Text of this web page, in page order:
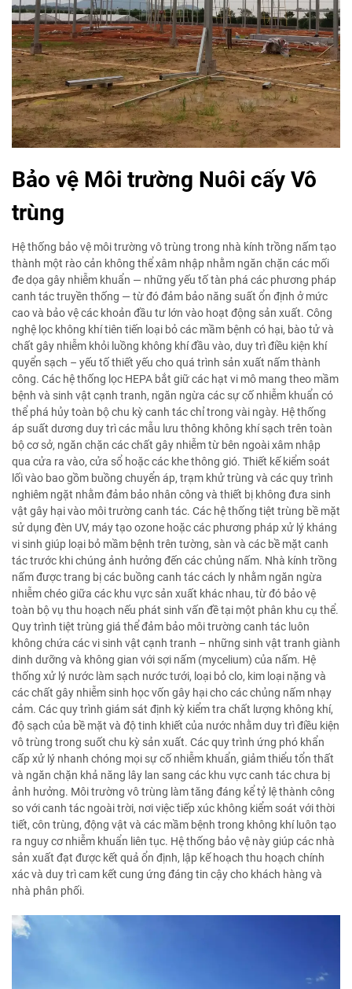
Bảo vệ Môi trường Nuôi cấy Vô
trùng
Hệ thống bảo vệ môi trường vô trùng trong nhà kính trồng nấm tạo
thành một rào cản không thể xâm nhập nhằm ngăn chặn các mối
đe dọa gây nhiễm khuẩn — những yếu tố tàn phá các phương pháp
canh tác truyền thống — từ đó đảm bảo năng suất ổn định ở mức
cao và bảo vệ các khoản đầu tư lớn vào hoạt động sản xuất. Công
nghệ lọc không khí tiên tiến loại bỏ các mầm bệnh có hại, bào tử và
chất gây nhiễm khỏi luồng không khí đầu vào, duy trì điều kiện khí
quyển sạch – yếu tố thiết yếu cho quá trình sản xuất nấm thành
công. Các hệ thống lọc HEPA bắt giữ các hạt vi mô mang theo mầm
bệnh và sinh vật cạnh tranh, ngăn ngừa các sự cố nhiễm khuẩn có
thể phá hủy toàn bộ chu kỳ canh tác chỉ trong vài ngày. Hệ thống
áp suất dương duy trì các mẫu lưu thông không khí sạch trên toàn
bộ cơ sở, ngăn chặn các chất gây nhiễm từ bên ngoài xâm nhập
qua cửa ra vào, cửa sổ hoặc các khe thông gió. Thiết kế kiểm soát
lối vào bao gồm buồng chuyển áp, trạm khử trùng và các quy trình
nghiêm ngặt nhằm đảm bảo nhân công và thiết bị không đưa sinh
vật gây hại vào môi trường canh tác. Các hệ thống tiệt trùng bề mặt
sử dụng đèn UV, máy tạo ozone hoặc các phương pháp xử lý kháng
vi sinh giúp loại bỏ mầm bệnh trên tường, sàn và các bề mặt canh
tác trước khi chúng ảnh hưởng đến các chủng nấm. Nhà kính trồng
nấm được trang bị các buồng canh tác cách ly nhằm ngăn ngừa
nhiễm chéo giữa các khu vực sản xuất khác nhau, từ đó bảo vệ
toàn bộ vụ thu hoạch nếu phát sinh vấn đề tại một phân khu cụ thể.
Quy trình tiệt trùng giá thể đảm bảo môi trường canh tác luôn
không chứa các vi sinh vật cạnh tranh – những sinh vật tranh giành
dinh dưỡng và không gian với sợi nấm (mycelium) của nấm. Hệ
thống xử lý nước làm sạch nước tưới, loại bỏ clo, kim loại nặng và
các chất gây nhiễm sinh học vốn gây hại cho các chủng nấm nhạy
cảm. Các quy trình giám sát định kỳ kiểm tra chất lượng không khí,
độ sạch của bề mặt và độ tinh khiết của nước nhằm duy trì điều kiện
vô trùng trong suốt chu kỳ sản xuất. Các quy trình ứng phó khẩn
cấp xử lý nhanh chóng mọi sự cố nhiễm khuẩn, giảm thiểu tổn thất
và ngăn chặn khả năng lây lan sang các khu vực canh tác chưa bị
ảnh hưởng. Môi trường vô trùng làm tăng đáng kể tỷ lệ thành công
so với canh tác ngoài trời, nơi việc tiếp xúc không kiểm soát với thời
tiết, côn trùng, động vật và các mầm bệnh trong không khí luôn tạo
ra nguy cơ nhiễm khuẩn liên tục. Hệ thống bảo vệ này giúp các nhà
sản xuất đạt được kết quả ổn định, lập kế hoạch thu hoạch chính
xác và duy trì cam kết cung ứng đáng tin cậy cho khách hàng và
nhà phân phối.